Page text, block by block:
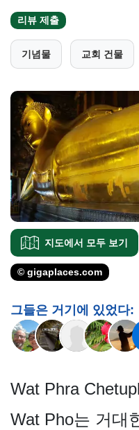
리뷰 제출
기념물 교회 건물
지도에서 모두 보기
© gigaplaces.com
그들은 거기에 있었다:
Wat Phra
Wat Pho는 거대